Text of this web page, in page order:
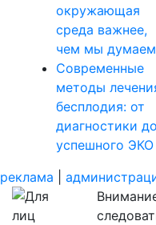
окружающая
среда важнее,
чем мы думаем
Современные
методы
бесплодия: от
диагностики до
успешного ЭКО
реклама